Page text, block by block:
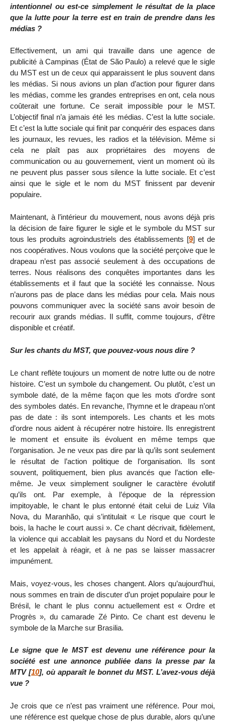
intentionnel ou est-ce simplement le résultat de la place
que la lutte pour la terre est en train de prendre dans les
médias ?
Effectivement, un ami qui travaille dans une agence de
publicité à Campinas (État de São Paulo) a relevé que le sigle
du MST est un de ceux qui apparaissent le plus souvent dans
les médias. Si nous avions un plan d’action pour figurer dans
les médias, comme les grandes entreprises en ont, cela nous
coûterait une fortune. Ce serait impossible pour le MST.
L’objectif final n’a jamais été les médias. C’est la lutte sociale.
Et c’est la lutte sociale qui finit par conquérir des espaces dans
les journaux, les revues, les radios et la télévision. Même si
cela ne plaît pas aux propriétaires des moyens de
communication ou au gouvernement, vient un moment où ils
ne peuvent plus passer sous silence la lutte sociale. Et c’est
ainsi que le sigle et le nom du MST finissent par devenir
populaire.
Maintenant, à l’intérieur du mouvement, nous avons déjà pris
la décision de faire figurer le sigle et le symbole du MST sur
tous les produits agroindustriels des établissements [9] et de
nos coopératives. Nous voulons que la société perçoive que le
drapeau n’est pas associé seulement à des occupations de
terres. Nous réalisons des conquêtes importantes dans les
établissements et il faut que la société les connaisse. Nous
n’aurons pas de place dans les médias pour cela. Mais nous
pouvons communiquer avec la société sans avoir besoin de
recourir aux grands médias. Il suffit, comme toujours, d’être
disponible et créatif.
Sur les chants du MST, que pouvez-vous nous dire ?
Le chant reflète toujours un moment de notre lutte ou de notre
histoire. C’est un symbole du changement. Ou plutôt, c’est un
symbole daté, de la même façon que les mots d’ordre sont
des symboles datés. En revanche, l’hymne et le drapeau n’ont
pas de date : ils sont intemporels. Les chants et les mots
d’ordre nous aident à récupérer notre histoire. Ils enregistrent
le moment et ensuite ils évoluent en même temps que
l’organisation. Je ne veux pas dire par là qu’ils sont seulement
le résultat de l’action politique de l’organisation. Ils sont
souvent, politiquement, bien plus avancés que l’action elle-
même. Je veux simplement souligner le caractère évolutif
qu’ils ont. Par exemple, à l’époque de la répression
impitoyable, le chant le plus entonné était celui de Luiz Vila
Nova, du Maranhão, qui s’intitulait « Le risque que court le
bois, la hache le court aussi ». Ce chant décrivait, fidèlement,
la violence qui accablait les paysans du Nord et du Nordeste
et les appelait à réagir, et à ne pas se laisser massacrer
impunément.
Mais, voyez-vous, les choses changent. Alors qu’aujourd’hui,
nous sommes en train de discuter d’un projet populaire pour le
Brésil, le chant le plus connu actuellement est « Ordre et
Progrès », du camarade Zé Pinto. Ce chant est devenu le
symbole de la Marche sur Brasilia.
Le signe que le MST est devenu une référence pour la
société est une annonce publiée dans la presse par la
MTV[10], où apparaît le bonnet du MST. L’avez-vous déjà
vue ?
Je crois que ce n’est pas vraiment une référence. Pour moi,
une référence est quelque chose de plus durable, alors qu’une